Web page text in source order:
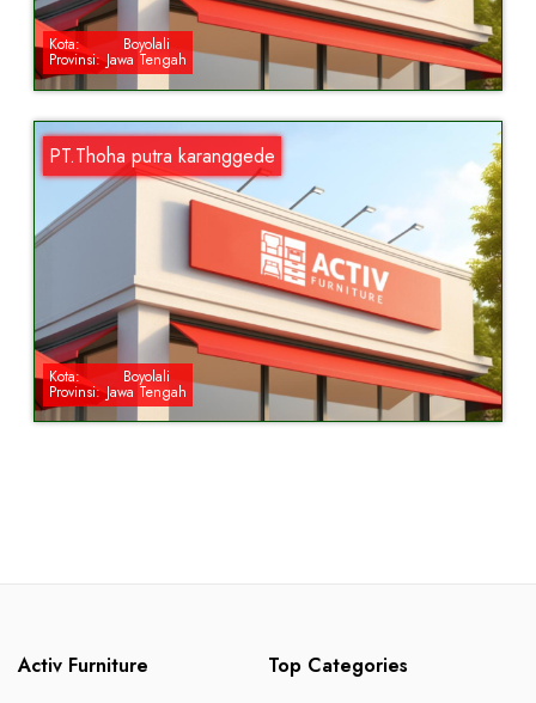
Kota: Boyolali
Provinsi: Jawa Tengah
PT.Thoha putra karanggede
Kota: Boyolali
Provinsi: Jawa Tengah
Activ Furniture Top Categories